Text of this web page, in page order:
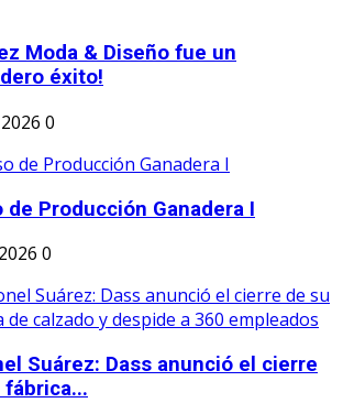
Moda & Diseño fue un
éxito!
0
de Producción Ganadera I
0
Suárez: Dass anunció el cierre
fábrica...